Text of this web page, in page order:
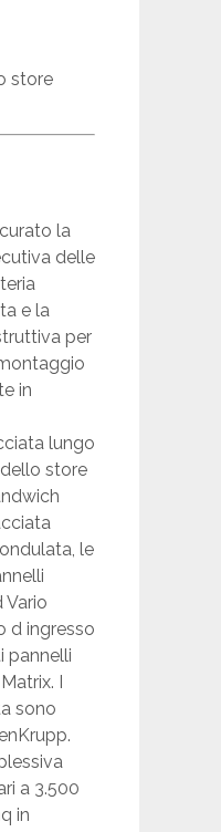
store
la
delle
e la
per
in
lungo
store
le
Vario
d ingresso
pannelli
I
sono
a 3.500
in